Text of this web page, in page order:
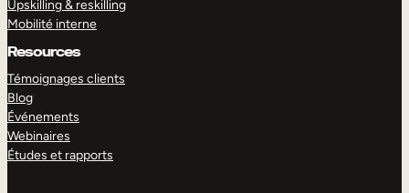
Upskilling & reskilling
Mobilité interne
Resources
Témoignages clients
Blog
Événements
Webinaires
Études et rapports